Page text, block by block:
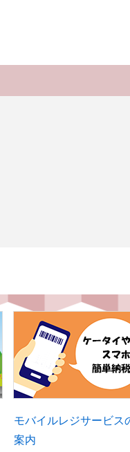
モバイルレジサービス
案内